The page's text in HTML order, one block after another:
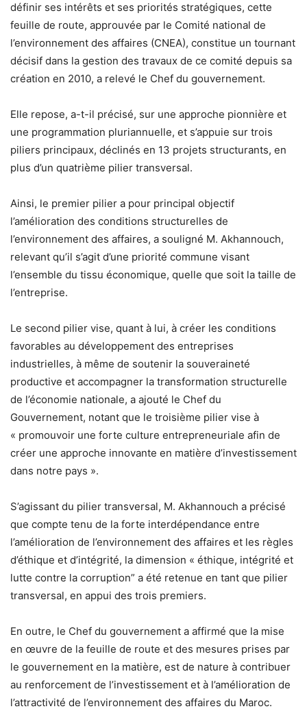
définir ses intérêts et ses priorités stratégiques, cette
feuille de route, approuvée par le Comité national de
l’environnement des affaires (CNEA), constitue un tournant
décisif dans la gestion des travaux de ce comité depuis sa
création en 2010, a relevé le Chef du gouvernement.
Elle repose, a-t-il précisé, sur une approche pionnière et
une programmation pluriannuelle, et s’appuie sur trois
piliers principaux, déclinés en 13 projets structurants, en
plus d’un quatrième pilier transversal.
Ainsi, le premier pilier a pour principal objectif
l’amélioration des conditions structurelles de
l’environnement des affaires, a souligné M. Akhannouch,
relevant qu’il s’agit d’une priorité commune visant
l’ensemble du tissu économique, quelle que soit la taille de
l’entreprise.
Le second pilier vise, quant à lui, à créer les conditions
favorables au développement des entreprises
industrielles, à même de soutenir la souveraineté
productive et accompagner la transformation structurelle
de l’économie nationale, a ajouté le Chef du
Gouvernement, notant que le troisième pilier vise à
« promouvoir une forte culture entrepreneuriale afin de
créer une approche innovante en matière d’investissement
dans notre pays ».
S’agissant du pilier transversal, M. Akhannouch a précisé
que compte tenu de la forte interdépendance entre
l’amélioration de l’environnement des affaires et les règles
d’éthique et d’intégrité, la dimension « éthique, intégrité et
lutte contre la corruption” a été retenue en tant que pilier
transversal, en appui des trois premiers.
En outre, le Chef du gouvernement a affirmé que la mise
en œuvre de la feuille de route et des mesures prises par
le gouvernement en la matière, est de nature à contribuer
au renforcement de l’investissement et à l’amélioration de
l’attractivité de l’environnement des affaires du Maroc.